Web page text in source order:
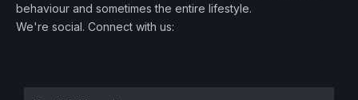
behaviour and sometimes the entire lifestyle.
We're social. Connect with us: